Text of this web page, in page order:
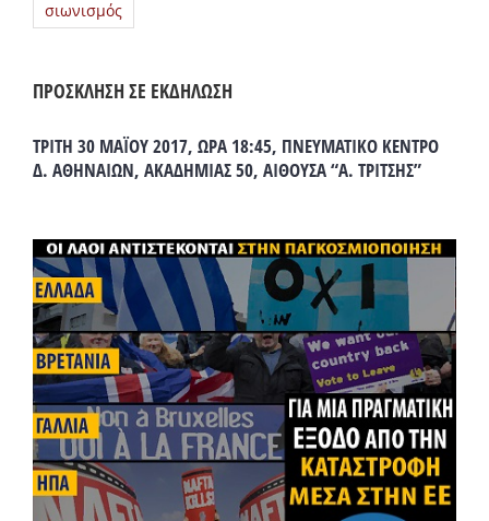
σιωνισμός
ΠΡΟΣΚΛΗΣΗ ΣΕ ΕΚΔΗΛΩΣΗ
ΤΡΙΤΗ 30 ΜΑΪΟΥ 2017, ΩΡΑ 18:45, ΠΝΕΥΜΑΤΙΚΟ ΚΕΝΤΡΟ
Δ. ΑΘΗΝΑΙΩΝ, ΑΚΑΔΗΜΙΑΣ 50, ΑΙΘΟΥΣΑ “Α. ΤΡΙΤΣΗΣ”